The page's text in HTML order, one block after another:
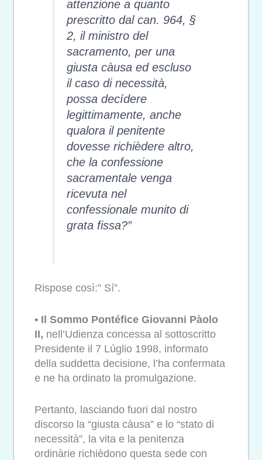
attenzione a quanto
prescritto dal can. 964, §
2, il ministro del
sacramento, per una
giusta càusa ed escluso
il caso di necessità,
possa decídere
legittimamente, anche
qualora il penitente
dovesse richièdere altro,
che la confessione
sacramentale venga
ricevuta nel
confessionale munito di
grata fissa?”
Rispose così:” Sí”.
• Il Sommo Pontéfice Giovanni Pàolo
II, nell’Udienza concessa al sottoscritto
Presidente il 7 Lúglio 1998, informato
della suddetta decisione, l’ha confermata
e ne ha ordinato la promulgazione.
Pertanto, lasciando fuori dal nostro
discorso la “giusta càusa” e lo “stato di
necessità”, la vita e la penitenza
ordinàrie richièdono questa sede con